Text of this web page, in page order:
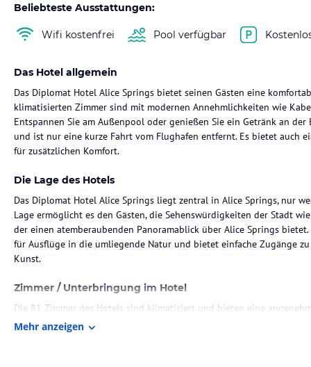
Beliebteste Ausstattungen:
Wifi kostenfrei Pool verfügbar
Das Hotel allgemein
Das Diplomat Hotel Alice Springs bietet seinen Gästen eine
klimatisierten Zimmer sind mit modernen Annehmlichkeiten wie
Entspannen Sie am Außenpool oder genießen Sie ein Getränk an
und ist nur eine kurze Fahrt vom Flughafen entfernt. Es bietet auch
für zusätzlichen Komfort.
Die Lage des Hotels
Das Diplomat Hotel Alice Springs liegt zentral in Alice Springs, nur
Lage ermöglicht es den Gästen, die Sehenswürdigkeiten der Stadt
der einen atemberaubenden Panoramablick über Alice Springs
für Ausflüge in die umliegende Natur und bietet einfache Zugänge
Kunst.
Zimmer / Unterbringung im Hotel
Die 81 Zimmer des Hotels sind klimatisiert und bieten eine
Jedes Zimmer verfügt über einen Schreibtisch, einen Kühlschrank
Mehr anzeigen